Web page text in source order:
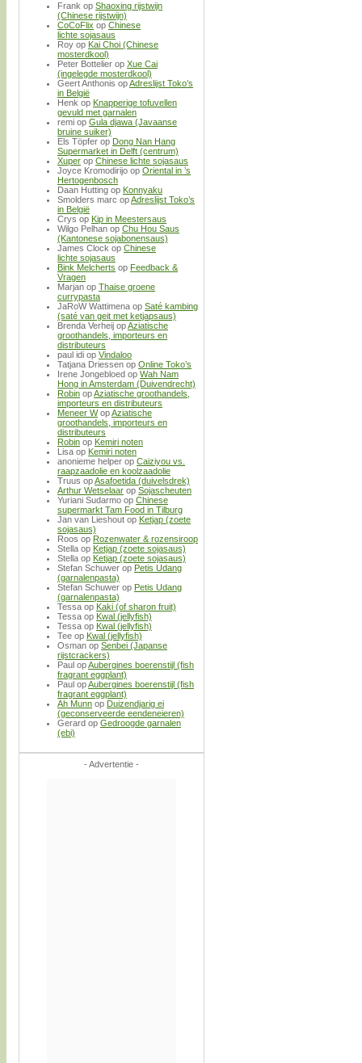
Frank op Shaoxing rijstwijn
(Chinese rijstwijn)
CoCoFlix op Chinese
lichte sojasaus
Roy op Kai Choi (Chinese
mosterdkool)
Peter Bottelier op Xue Cai
(ingelegde mosterdkool)
Geert Anthonis opAdreslijst Toko’s
in België
Henk op Knapperige tofuvellen
gevuld met garnalen
remi op Gula djawa (Javaanse
bruine suiker)
Els Töpfer op Dong Nan Hang
Supermarket in Delft (centrum)
Xuper op Chinese lichte sojasaus
Joyce Kromodirijo op Oriental in ’s
Hertogenbosch
Daan Hutting op Konnyaku
Smolders marc opAdreslijst Toko’s
in België
Crys op Kip in Meestersaus
Wilgo Pelhan op Chu Hou Saus
(Kantonese sojabonensaus)
James Clock op Chinese
lichte sojasaus
Bink Melcherts op Feedback &
Vragen
Marjan op Thaise groene
currypasta
JaRoW Wattimena op Saté kambing
(saté van geit met ketjapsaus)
Brenda Verheij opAziatische
groothandels, importeurs en
distributeurs
paul idi op Vindaloo
Tatjana Driessen op Online Toko’s
Irene Jongebloed op Wah Nam
Hong in Amsterdam (Duivendrecht)
Robin opAziatische groothandels,
importeurs en distributeurs
Meneer WopAziatische
groothandels, importeurs en
distributeurs
Robin op Kemiri noten
Lisa op Kemiri noten
anonieme helper op Caiziyou vs.
raapzaadolie en koolzaadolie
Truus opAsafoetida (duivelsdrek)
Arthur Wetselaar op Sojascheuten
Yuriani Sudarmo op Chinese
supermarkt Tam Food in Tilburg
Jan van Lieshout op Ketjap (zoete
sojasaus)
Roos op Rozenwater & rozensiroop
Stella op Ketjap (zoete sojasaus)
Stella op Ketjap (zoete sojasaus)
Stefan Schuwer op Petis Udang
(garnalenpasta)
Stefan Schuwer op Petis Udang
(garnalenpasta)
Tessa op Kaki (of sharon fruit)
Tessa op Kwal (jellyfish)
Tessa op Kwal (jellyfish)
Tee op Kwal (jellyfish)
Osman op Senbei (Japanse
rijstcrackers)
Paul opAubergines boerenstijl (fish
fragrant eggplant)
Paul opAubergines boerenstijl (fish
fragrant eggplant)
Ah Munn op Duizendjarig ei
(geconserveerde eendeneieren)
Gerard op Gedroogde garnalen
(ebi)
- Advertentie -